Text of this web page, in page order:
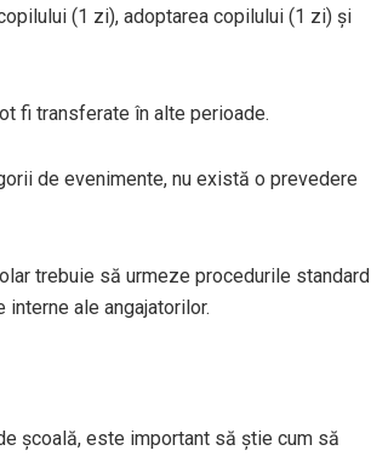
(1 zi), adoptarea copilului (1 zi) și
fi transferate în alte perioade.
de evenimente, nu există o prevedere
trebuie să urmeze procedurile standard
ale angajatorilor.
școală, este important să știe cum să